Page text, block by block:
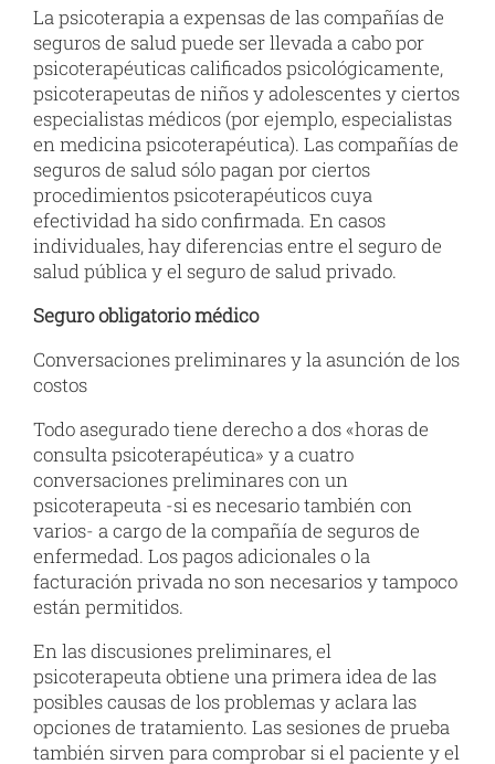
La psicoterapia a expensas de las compañías de
seguros de salud puede ser llevada a cabo por
psicoterapéuticas calificados psicológicamente,
psicoterapeutas de niños y adolescentes y ciertos
especialistas médicos (por ejemplo, especialistas
en medicina psicoterapéutica). Las compañías de
seguros de salud sólo pagan por ciertos
procedimientos psicoterapéuticos cuya
efectividad ha sido confirmada. En casos
individuales, hay diferencias entre el seguro de
salud pública y el seguro de salud privado.
Seguro obligatorio médico
Conversaciones preliminares y la asunción de los
costos
Todo asegurado tiene derecho a dos «horas de
consulta psicoterapéutica» y a cuatro
conversaciones preliminares con un
psicoterapeuta -si es necesario también con
varios- a cargo de la compañía de seguros de
enfermedad. Los pagos adicionales o la
facturación privada no son necesarios y tampoco
están permitidos.
En las discusiones preliminares, el
psicoterapeuta obtiene una primera idea de las
posibles causas de los problemas y aclara las
opciones de tratamiento. Las sesiones de prueba
también sirven para comprobar si el paciente y el